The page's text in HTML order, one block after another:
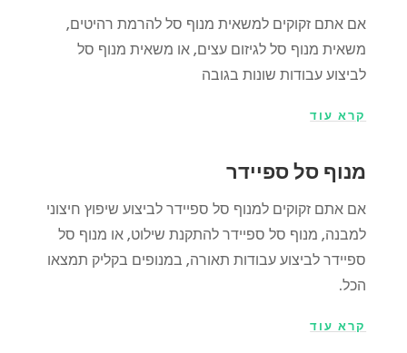
אם אתם זקוקים למשאית מנוף סל להרמת רהיטים,
משאית מנוף סל לגיזום עצים, או משאית מנוף סל
לביצוע עבודות שונות בגובה
קרא עוד
מנוף סל ספיידר
אם אתם זקוקים למנוף סל ספיידר לביצוע שיפוץ חיצוני
למבנה, מנוף סל ספיידר להתקנת שילוט, או מנוף סל
ספיידר לביצוע עבודות תאורה, במנופים בקליק תמצאו
הכל.
קרא עוד